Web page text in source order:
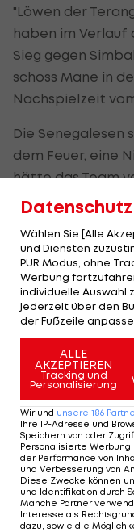
"Löwen der
haben im Verlauf
Sieg gegen
schoss Mane in
Nachspielzeit
Die Senegalesen
dem Feuer, eine
hätte das Team
gespült.
Schiedsrichter
zurücknimmt. So
mit fünf Punkten
mit vier Punkten
vier besten
einzuziehen.
Trotz einer 1:2-
Guinea als
Westafrikaner
und wie Malawi
konnten
"Flames" für sich
Datenschutz
Wählen Sie [Alle
und Diensten
PUR Modus, ohne
Werbung
individuelle Auswahl
jederzeit über den
der Fußzeile
ALLE
AKZEPTIEREN
Tracking und
Personalisierung
Wir und unsere 186
Ihre IP-Adresse und
Speichern von oder
Personalisierte
der Performance von
und Verbesserung von
Diese Zwecke können
und Identifikation durch
Manche Partner
Interesse als
dazu, sowie die